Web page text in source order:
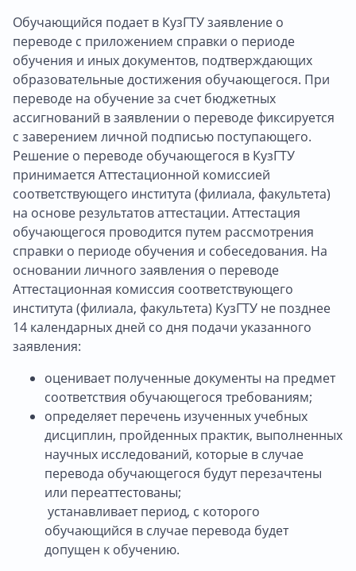
Обучающийся подает в КузГТУ заявление о
переводе с приложением справки о периоде
обучения и иных документов, подтверждающих
образовательные достижения обучающегося. При
переводе на обучение за счет бюджетных
ассигнований в заявлении о переводе фиксируется
с заверением личной подписью поступающего.
Решение о переводе обучающегося в КузГТУ
принимается Аттестационной комиссией
соответствующего института (филиала, факультета)
на основе результатов аттестации. Аттестация
обучающегося проводится путем рассмотрения
справки о периоде обучения и собеседования. На
основании личного заявления о переводе
Аттестационная комиссия соответствующего
института (филиала, факультета) КузГТУ не позднее
14 календарных дней со дня подачи указанного
заявления:
оценивает полученные документы на предмет
соответствия обучающегося требованиям;
определяет перечень изученных учебных
дисциплин, пройденных практик, выполненных
научных исследований, которые в случае
перевода обучающегося будут перезачтены
или переаттестованы;
устанавливает период, с которого
обучающийся в случае перевода будет
допущен к обучению.